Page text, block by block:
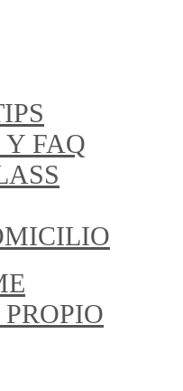
Y FAQ